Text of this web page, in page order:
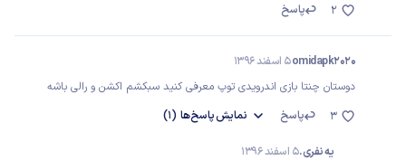
پاسخ
2
omidapk20205 اسفند 1396
دوستان چنتا بازی اندرویدی توپ معرفی کنید سبکشم اکشن و رالی باشه
پاسخ
نمایشپاسخ‌ها (1) 3
یه نفری.5 اسفند 1396